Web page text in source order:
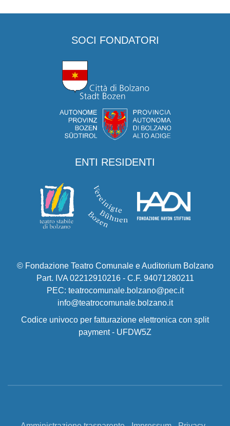
SOCI FONDATORI
ENTI RESIDENTI
© Fondazione Teatro Comunale e Auditorium Bolzano
Part. IVA 02212910216 - C.F. 94071280211
PEC: teatrocomunale.bolzano@pec.it
info@teatrocomunale.bolzano.it
Codice univoco per fatturazione elettronica con split
payment - UFDW5Z